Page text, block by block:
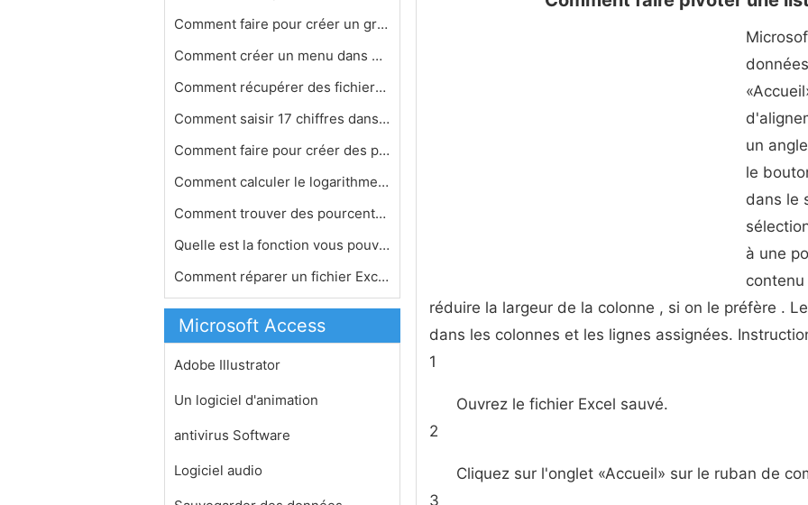
Comment faire pour créer un graphiq…
Comment créer un menu dans Microsof…
Comment récupérer des fichiers Exc…
Comment saisir 17 chiffres dans Micr…
Comment faire pour créer des pages …
Comment calculer le logarithme Avec …
Comment trouver des pourcentages sur…
Quelle est la fonction vous pouvez u…
Comment réparer un fichier Excel 20…
Microsoft Access
Adobe Illustrator
Un logiciel d'animation
antivirus Software
Logiciel audio
un
le
dans le
à une
réduire la largeur de la colonne , si on le préfère .
dans les colonnes et les lignes assignées.
1
Ouvrez le fichier Excel sauvé.
2
Cliquez sur l'onglet «Accueil» sur le ruban de
3